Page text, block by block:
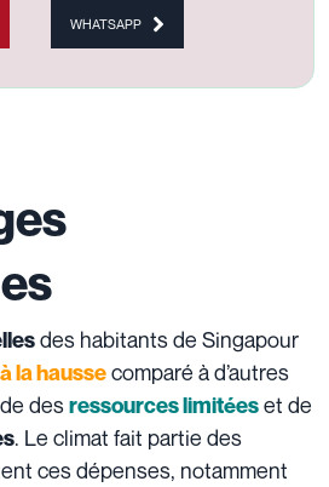
WHATSAPP
des habitants de Singapour
la haussecomparé à d’autres
desressources limitéeset de
. Le climat fait partie des
ces dépenses, notamment